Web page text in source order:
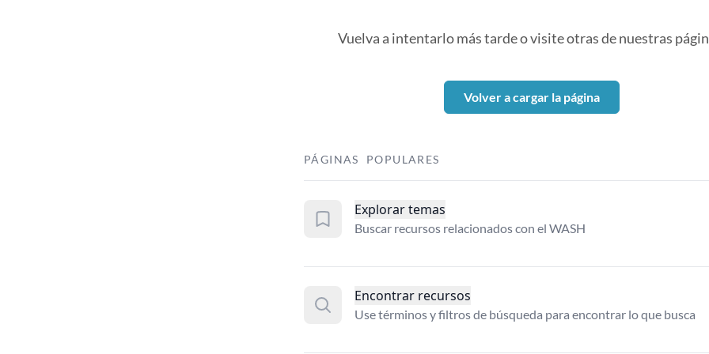
Vuelva a intentarlo más tarde o visite otras de nuestras
Volver a cargar la página
PÁGINAS POPULARES
Explorar temas
Buscar recursos relacionados con el WASH
Encontrar recursos
Use términos y filtros de búsqueda para encontrar lo que busca